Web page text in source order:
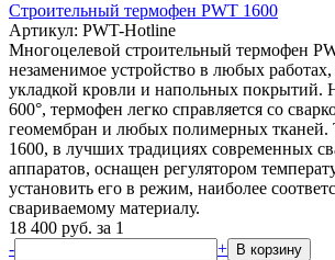
Строительный термофен PWT 1600
Артикул: PWT-Hotline
Многоцелевой строительный термофен
незаменимое устройство в любых
укладкой кровли и напольных покрытий.
600°, термофен легко справляется со
геомембран и любых полимерных тканей.
1600, в лучших традициях современных
аппаратов, оснащен регулятором
установить его в режим, наиболее
свариваемому материалу.
18 400 руб. за 1
-
+ В корзину